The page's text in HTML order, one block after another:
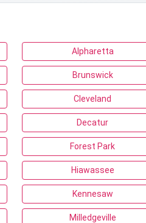
Alpharetta
Brunswick
Cleveland
Decatur
Forest Park
Hiawassee
Kennesaw
Milledgeville